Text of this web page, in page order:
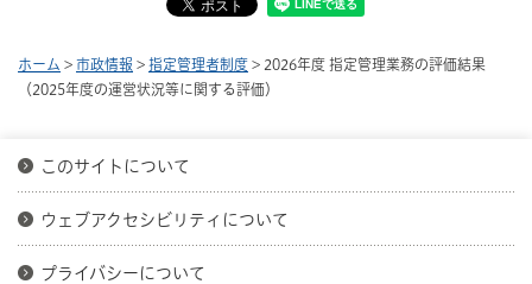
ホーム > 市政情報 > 指定管理者制度 > 2026年度 指定管理業務の評価結果
（2025年度の運営状況等に関する評価）
このサイトについて
ウェブアクセシビリティについて
プライバシーについて